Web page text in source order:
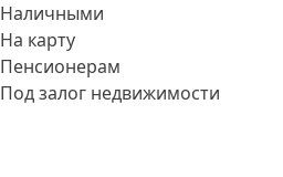
Наличными
На карту
Пенсионерам
Под залог недвижимости